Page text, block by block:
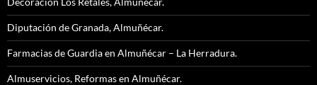
Diputación de Granada, Almuñécar.
Farmacias de Guardia en Almuñécar – La Herradura.
Almuservicios, Reformas en Almuñécar.